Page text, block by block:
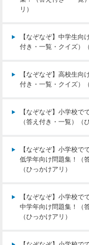
リ）
【なぞなぞ】中学生向
付き・一覧・クイズ）
【なぞなぞ】高校生向
付き・一覧・クイズ）
【なぞなぞ】小学校で
（答え付き・一覧）（
【なぞなぞ】小学校で
低学年向け問題集！（
（ひっかけアリ）
【なぞなぞ】小学校で
中学年向け問題集！（
（ひっかけアリ）